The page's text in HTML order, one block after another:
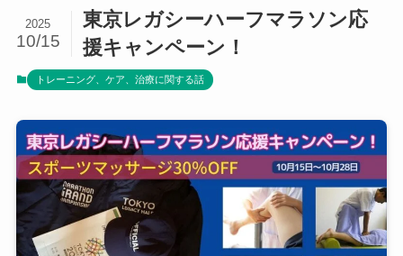
東京レガシーハーフマラソン応
援キャンペーン！
2025
10/15
トレーニング、ケア、治療に関する話